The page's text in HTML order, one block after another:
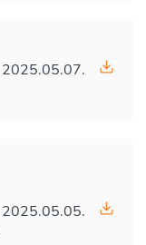
2025.05.07.
2025.05.05.